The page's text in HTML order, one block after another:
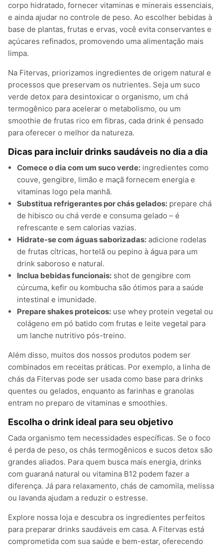
corpo hidratado, fornecer vitaminas e minerais essenciais,
e ainda ajudar no controle de peso. Ao escolher bebidas à
base de plantas, frutas e ervas, você evita conservantes e
açúcares refinados, promovendo uma alimentação mais
limpa.
Na Fitervas, priorizamos ingredientes de origem natural e
processos que preservam os nutrientes. Seja um suco
verde detox para desintoxicar o organismo, um chá
termogênico para acelerar o metabolismo, ou um
smoothie de frutas rico em fibras, cada drink é pensado
para oferecer o melhor da natureza.
Dicas para incluir drinks saudáveis no dia a dia
Comece o dia com um suco verde: ingredientes como
couve, gengibre, limão e maçã fornecem energia e
vitaminas logo pela manhã.
Substitua refrigerantes por chás gelados: prepare chá
de hibisco ou chá verde e consuma gelado – é
refrescante e sem calorias vazias.
Hidrate-se com águas saborizadas: adicione rodelas
de frutas cítricas, hortelã ou pepino à água para um
drink saboroso e natural.
Inclua bebidas funcionais: shot de gengibre com
cúrcuma, kefir ou kombucha são ótimos para a saúde
intestinal e imunidade.
Prepare shakes proteicos: use whey protein vegetal ou
colágeno em pó batido com frutas e leite vegetal para
um lanche nutritivo pós-treino.
Além disso, muitos dos nossos produtos podem ser
combinados em receitas práticas. Por exemplo, a linha de
chás da Fitervas pode ser usada como base para drinks
quentes ou gelados, enquanto as farinhas e granolas
entram no preparo de vitaminas e smoothies.
Escolha o drink ideal para seu objetivo
Cada organismo tem necessidades específicas. Se o foco
é perda de peso, os chás termogênicos e sucos detox são
grandes aliados. Para quem busca mais energia, drinks
com guaraná natural ou vitamina B12 podem fazer a
diferença. Já para relaxamento, chás de camomila, melissa
ou lavanda ajudam a reduzir o estresse.
Explore nossa loja e descubra os ingredientes perfeitos
para preparar drinks saudáveis em casa. A Fitervas está
comprometida com sua saúde e bem-estar, oferecendo